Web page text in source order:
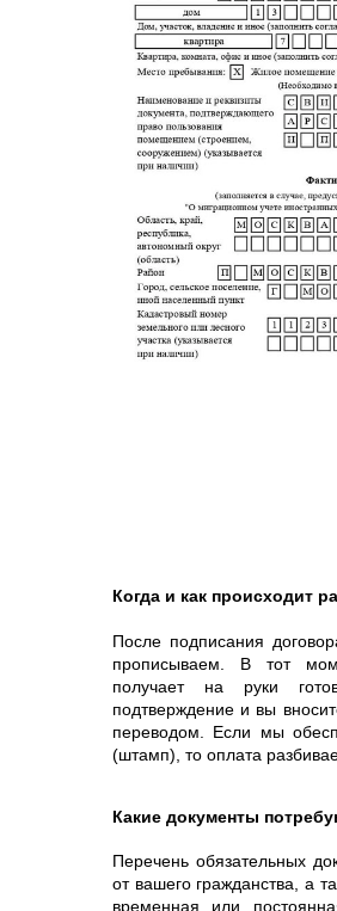
Когда и как происходит
После подписания
прописываем. В тот
получает на руки
подтверждение и вы
переводом. Если мы
(штамп), то оплата
Какие документы
Перечень обязательных
от вашего гражданства, а
временная или